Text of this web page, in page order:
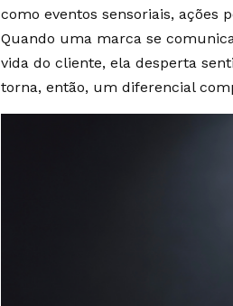
como eventos sensoriais, ações
Quando uma marca se
vida do cliente, ela desperta
torna, então, um diferencial